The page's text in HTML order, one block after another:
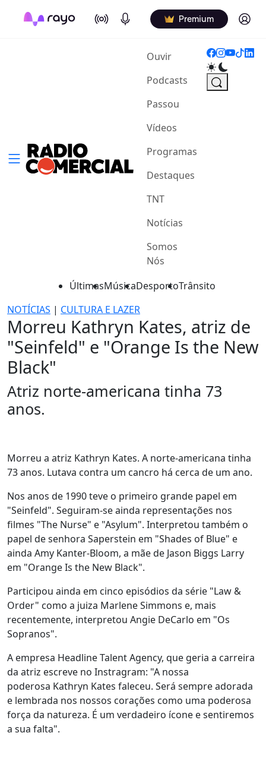
On Air Podcasts Premium Log in
Ouvir(current)
Podcasts
Passou
Vídeos
Programas
Destaques
TNT
Notícias
Somos
Nós
ÚltimasMúsicaDesportoTrânsito
NOTÍCIAS | CULTURA E LAZER
Morreu Kathryn Kates, atriz de
"Seinfeld" e "Orange Is the New
Black"
Atriz norte-americana tinha 73
anos.
Morreu a atriz Kathryn Kates. A norte-americana tinha
73 anos. Lutava contra um cancro há cerca de um ano.
Nos anos de 1990 teve o primeiro grande papel em
"Seinfeld". Seguiram-se ainda representações nos
filmes "The Nurse" e "Asylum". Interpretou também o
papel de senhora Saperstein em "Shades of Blue" e
ainda Amy Kanter-Bloom, a mãe de Jason Biggs Larry
em "Orange Is the New Black".
Participou ainda em cinco episódios da série "Law &
Order" como a juiza Marlene Simmons e, mais
recentemente, interpretou Angie DeCarlo em "Os
Sopranos".
A empresa Headline Talent Agency, que geria a carreira
da atriz escreve no Instragram: "A nossa
poderosa Kathryn Kates faleceu. Será sempre adorada
e lembrada nos nossos corações como uma poderosa
força da natureza. É um verdadeiro ícone e sentiremos
a sua falta".